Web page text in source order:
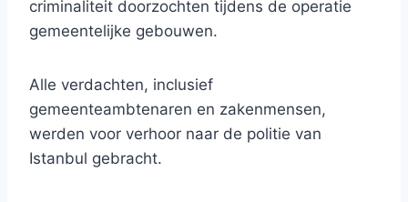
criminaliteit doorzochten tijdens de operatie
gemeentelijke gebouwen.
Alle verdachten, inclusief
gemeenteambtenaren en zakenmensen,
werden voor verhoor naar de politie van
Istanbul gebracht.